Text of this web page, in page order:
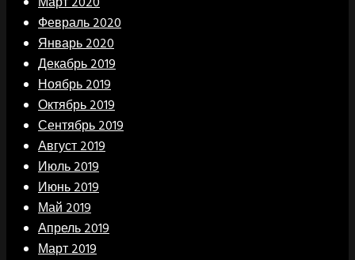
Февраль 2020
Январь 2020
Декабрь 2019
Ноябрь 2019
Октябрь 2019
Сентябрь 2019
Август 2019
Июль 2019
Июнь 2019
Май 2019
Апрель 2019
Март 2019